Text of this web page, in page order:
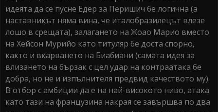
идеята да се пусне Едер за Перишич бе логична (а
наставникът няма вина, че италобразилецът влезе
лошо в срещата), залагането на Жоао Марио вместо
на Хейсон Мурийо като титуляр бе доста спорно,
както и вкарването на Биабиани (самата идея за
влизането на бързак с цел удар на контраатака бе
добра, но не и изпълнителя предвид качеството му).
В отбор с амбиции да е на най-високото ниво, атака
като тази на французина накрая се завършва по два